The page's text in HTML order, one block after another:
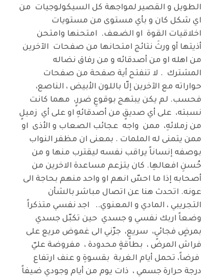
الطويل و القصير لمواجهة كل السيكولوجيات من
اي شكل كان و بأي مستوى من مستويات
اخلاقيات القوة او الضعف. امتحنها وامتحن
أذيتها أو ورثَ نتائج امتحانها من صفحات الآخرين
من اهله او من أصدقائه و من رفاق نضاله
المشترك . لا تنفتح أية صفحة من صفحات
حواراته مع الآخرين إلّا باللون الأبيض ، الناصع،
فحسب. لم يكن يبتهج بوقوعِ ضررٍ، مهما كانت
نسبته، على أي صديقٍ من أصدقائهِ او على أي زميلٍ
من زملائهِ، ممن واجه عجائب الصعاب و الأذى او
ممن يتمنى له الملمات . بمعنى ان مظفر النواب
بوصفه إنساناً يراقب نفسه ليقترب منها و من
حُسنِ افعالهِا. كان يتزعم مساعدة الاخرين من
أصحابه إذا ما احسّ انهم او واحد منهم بحاجة الى
عونه. اتحدث هنا عن اتصال مباشر بالشأن
التجريبي ، المادي و المعنوي.. اجد نفسي متذكراً
وضعاً اربك نفسي و جسدي حين تكبّل جسدي
بمرضٍ فجائيٍ، سريعٍ، جرّني الى غموض مريع على
فراش المرض ، بطاقةٍ محدودة ، مفروضة عليّ
فرضاً، تحمل أيام الغربة بقسوةِ و عنف ارتفاع
درجة حرارة جسمي ، ذات يوم من أيام وجودي ضيفاً